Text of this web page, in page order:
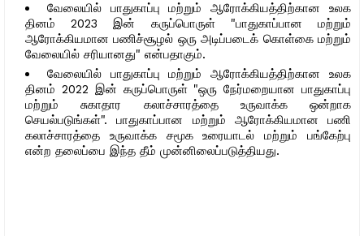
வேலையில் பாதுகாப்பு மற்றும் ஆரோக்கியத்திற்கான உலக
தினம் 2023 இன் கருப்பொருள் "பாதுகாப்பான மற்றும்
ஆரோக்கியமான பணிச்சூழல் ஒரு அடிப்படைக் கொள்கை மற்றும்
வேலையில் சரியானது" என்பதாகும்.
வேலையில் பாதுகாப்பு மற்றும் ஆரோக்கியத்திற்கான உலக
தினம் 2022 இன் கருப்பொருள் "ஒரு நேர்மறையான பாதுகாப்பு
மற்றும் சுகாதார கலாச்சாரத்தை உருவாக்க ஒன்றாக
செயல்படுங்கள்". பாதுகாப்பான மற்றும் ஆரோக்கியமான பணி
கலாச்சாரத்தை உருவாக்க சமூக உரையாடல் மற்றும் பங்கேற்பு
என்ற தலைப்பை இந்த தீம் முன்னிலைப்படுத்தியது.